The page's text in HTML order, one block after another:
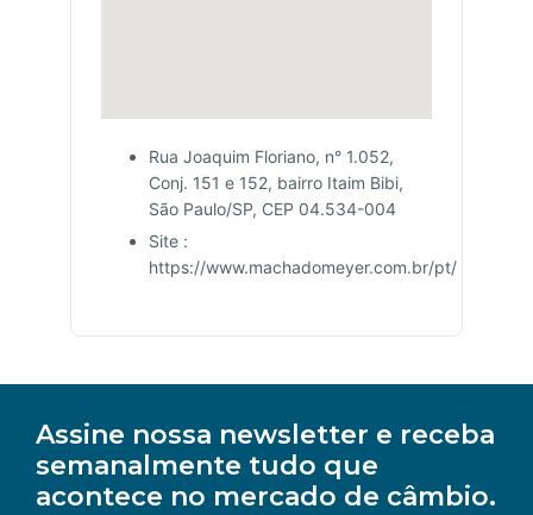
Rua Joaquim Floriano, n° 1.052,
Conj. 151 e 152, bairro Itaim Bibi,
São Paulo/SP, CEP 04.534-004
Site :
https://www.machadomeyer.com.br/pt/
Assine nossa newsletter e receba
semanalmente tudo que
acontece no mercado de câmbio.